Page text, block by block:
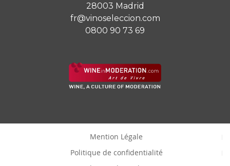
28003 Madrid
fr@vinoseleccion.com
0800 90 73 69
Mention Légale
Politique de confidentialité